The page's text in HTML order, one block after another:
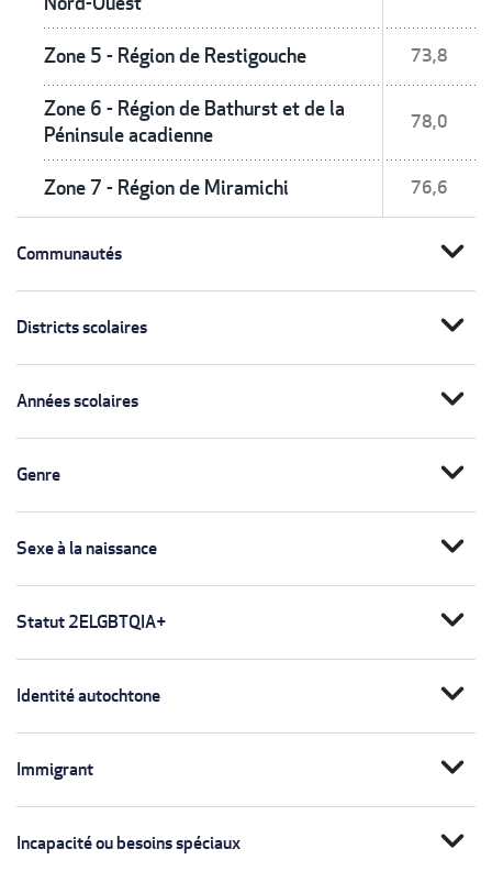
Zone 5 - Région de Restigouche 73,8
Zone 6 - Région de Bathurst et de la
Péninsule acadienne
78,0
Zone 7 - Région de Miramichi 76,6
Communautés expand_more
Districts scolaires expand_more
Années scolaires expand_more
Genre expand_more
Sexe à la naissance expand_more
Statut 2ELGBTQIA+ expand_more
Identité autochtone expand_more
Immigrant expand_more
Incapacité ou besoins spéciaux expand_more